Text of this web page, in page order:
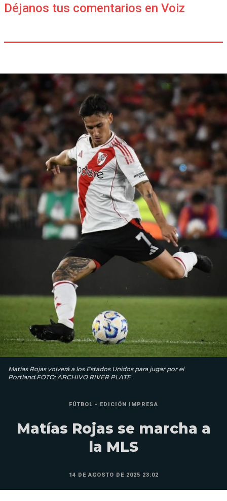
Déjanos tus comentarios en Voiz
Matías Rojas volverá a los Estados Unidos para jugar por el
Portland.FOTO: ARCHIVO RIVER PLATE
FÚTBOL - EDICIÓN IMPRESA
Matías Rojas se marcha a
la MLS
14 DE AGOSTO DE 2025 23:02